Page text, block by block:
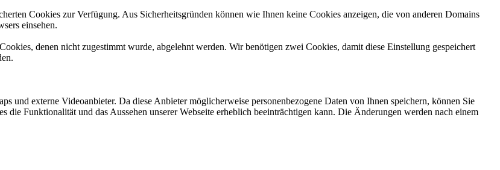
Cookies zur Verfügung. Aus Sicherheitsgründen können wie Ihnen keine Cookies anzeigen, die von anderen Domains
einsehen.
denen nicht zugestimmt wurde, abgelehnt werden. Wir benötigen zwei Cookies, damit diese Einstellung gespeichert
und externe Videoanbieter. Da diese Anbieter möglicherweise personenbezogene Daten von Ihnen speichern, können Sie
die Funktionalität und das Aussehen unserer Webseite erheblich beeinträchtigen kann. Die Änderungen werden nach einem